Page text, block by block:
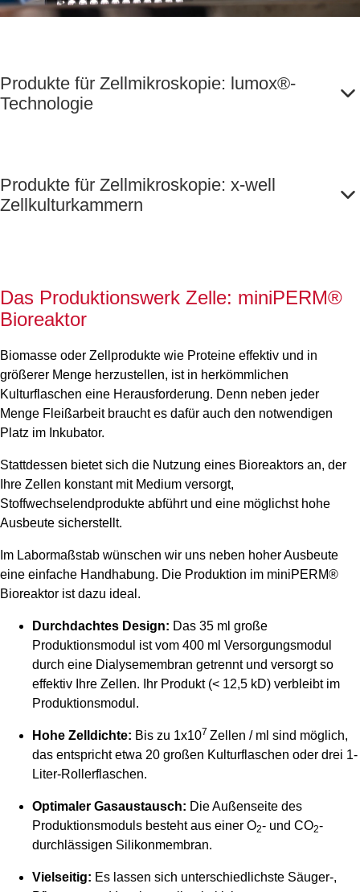
Produkte für Zellmikroskopie: lumox®-
Technologie
Produkte für Zellmikroskopie: x-well
Zellkulturkammern
Das Produktionswerk Zelle: miniPERM®
Bioreaktor
Biomasse oder Zellprodukte wie Proteine effektiv und in
größerer Menge herzustellen, ist in herkömmlichen
Kulturflaschen eine Herausforderung. Denn neben jeder
Menge Fleißarbeit braucht es dafür auch den notwendigen
Platz im Inkubator.
Stattdessen bietet sich die Nutzung eines Bioreaktors an, der
Ihre Zellen konstant mit Medium versorgt,
Stoffwechselendprodukte abführt und eine möglichst hohe
Ausbeute sicherstellt.
Im Labormaßstab wünschen wir uns neben hoher Ausbeute
eine einfache Handhabung. Die Produktion im miniPERM®
Bioreaktor ist dazu ideal.
Durchdachtes Design: Das 35 ml große
Produktionsmodul ist vom 400 ml Versorgungsmodul
durch eine Dialysemembran getrennt und versorgt so
effektiv Ihre Zellen. Ihr Produkt (< 12,5 kD) verbleibt im
Produktionsmodul.
Hohe Zelldichte: Bis zu 1x107 Zellen / ml sind möglich,
das entspricht etwa 20 großen Kulturflaschen oder drei 1-
Liter-Rollerflaschen.
Optimaler Gasaustausch: Die Außenseite des
Produktionsmoduls besteht aus einer O2- und CO2-
durchlässigen Silikonmembran.
Vielseitig: Es lassen sich unterschiedlichste Säuger-,